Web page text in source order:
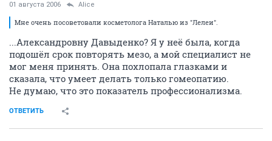
01 августа 2006 Alice
Мне очень посоветовали косметолога Наталью из "Лелеи".
...Александровну Давыденко? Я у неё была, когда
подошёл срок повторять мезо, а мой специалист не
мог меня принять. Она похлопала глазками и
сказала, что умеет делать только гомеопатию.
Не думаю, что это показатель профессионализма.
ОТВЕТИТЬ